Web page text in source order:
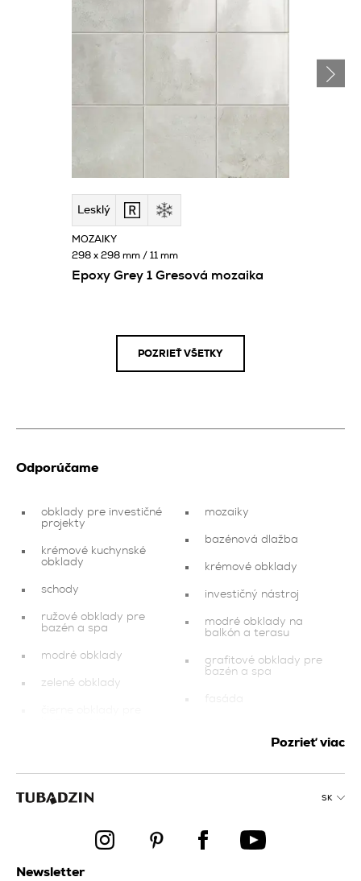
Lesklý
Epoxy Grey 1 Gresová mozaika
MOZAIKY
298 x 298 mm / 11 mm
POZRIEŤ VŠETKY
Odporúčame
obklady pre investičné
projekty
krémové kuchynské
obklady
schody
ružové obklady pre
bazén a spa
modré obklady
zelené obklady
obývacej izby a spálne
obklady
mozaiky
bazénová dlažba
krémové obklady
investičný nástroj
modré obklady na
balkón a terasu
grafitové obklady pre
bazén a spa
fasáda
obývacej izby a spálne
tmavomodré obklady
do obývacej izby a
Pozrieť viac
SK
Newsletter